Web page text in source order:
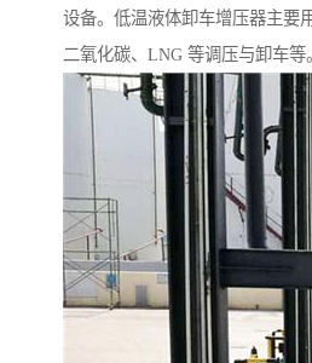
设备。低温液体卸车增压器主要
二氧化碳、LNG 等调压与卸车等。